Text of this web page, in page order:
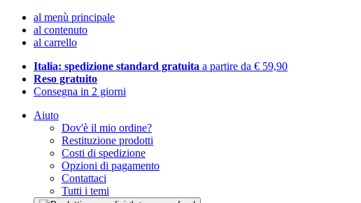
al menù principale
al contenuto
al carrello
Italia: spedizione standard gratuita a partire da € 59,90
Reso gratuito
Consegna in 2 giorni
Aiuto
Dov'è il mio ordine?
Restituzione prodotti
Costi di spedizione
Opzioni di pagamento
Contattaci
Tutti i temi